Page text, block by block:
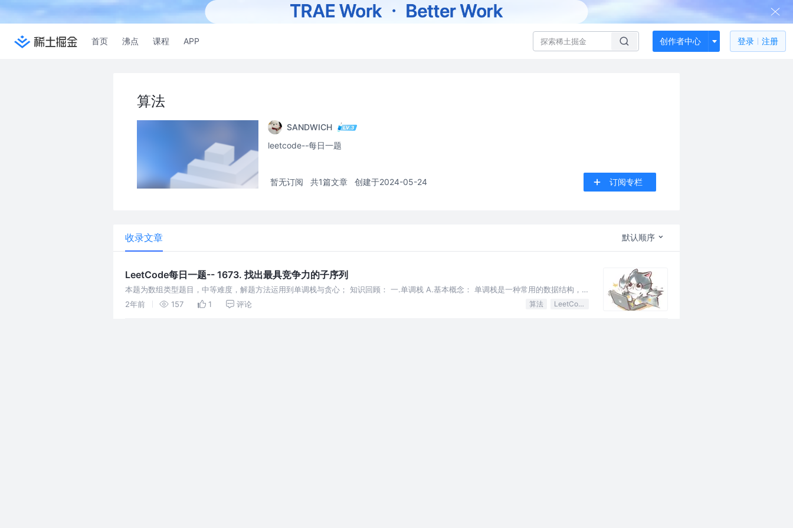
首页 沸点 课程 APP 创作者中心 登录 注册
算法
SANDWICH
leetcode--每日一题
暂无订阅 共1篇文章 创建于2024-05-24 订阅专栏
收录文章 默认顺序
LeetCode每日一题-- 1673. 找出最具竞争力的子序列
本题为数组类型题目，中等难度，解题方法运用到单调栈与贪心； 知识回顾： 一.单调栈 A.基本概念： 单调栈是一种常用的数据结构，
通常用于解决与区间最值相关的问题。其核心思想是利用栈来维护一个单调递增或
2年前 157 1 评论 算法 LeetCode